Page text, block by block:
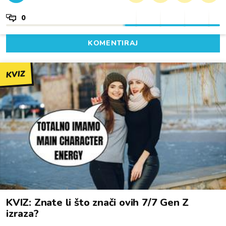
0
KOMENTIRAJ
KVIZ
KVIZ: Znate li što znači ovih 7/7 Gen Z
izraza?